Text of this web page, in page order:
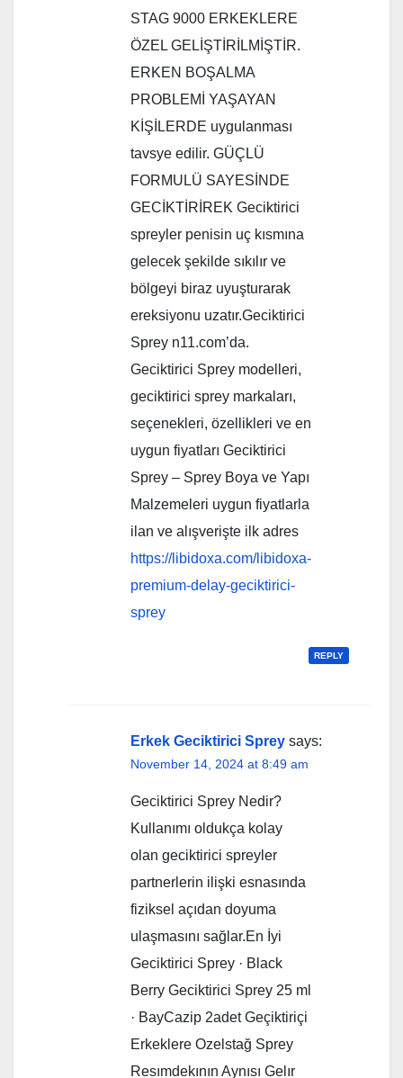
STAG 9000 ERKEKLERE
ÖZEL GELİŞTİRİLMİŞTİR.
ERKEN BOŞALMA
PROBLEMİ YAŞAYAN
KİŞİLERDE uygulanması
tavsye edilir. GÜÇLÜ
FORMULÜ SAYESİNDE
GECİKTİRİREK Geciktirici
spreyler penisin uç kısmına
gelecek şekilde sıkılır ve
bölgeyi biraz uyuşturarak
ereksiyonu uzatır.Geciktirici
Sprey n11.com’da.
Geciktirici Sprey modelleri,
geciktirici sprey markaları,
seçenekleri, özellikleri ve en
uygun fiyatları Geciktirici
Sprey – Sprey Boya ve Yapı
Malzemeleri uygun fiyatlarla
ilan ve alışverişte ilk adres
https://libidoxa.com/libidoxa-
premium-delay-geciktirici-
sprey
REPLY
Erkek Geciktirici Sprey says:
November 14, 2024 at 8:49 am
Geciktirici Sprey Nedir?
Kullanımı oldukça kolay
olan geciktirici spreyler
partnerlerin ilişki esnasında
fiziksel açıdan doyuma
ulaşmasını sağlar.En İyi
Geciktirici Sprey · Black
Berry Geciktirici Sprey 25 ml
· BayCazip 2adet Geçiktiriçi
Erkeklere Ozelstağ Sprey
Resımdekının Aynısı Gelır